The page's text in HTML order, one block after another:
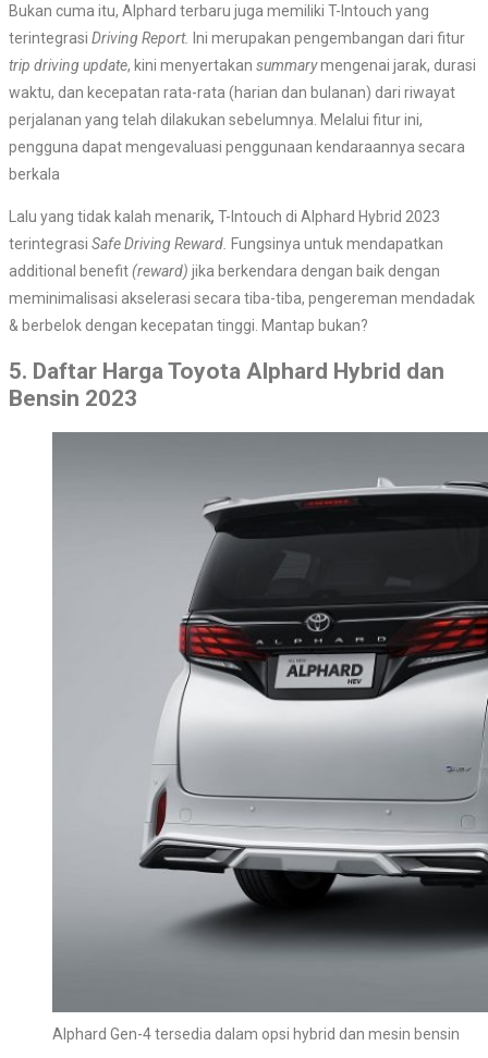
Bukan cuma itu, Alphard terbaru juga memiliki T-Intouch yang
terintegrasi Driving Report. Ini merupakan pengembangan dari fitur
trip driving update, kini menyertakan summarymengenai jarak, durasi
waktu, dan kecepatan rata-rata (harian dan bulanan) dari riwayat
perjalanan yang telah dilakukan sebelumnya. Melalui fitur ini,
pengguna dapat mengevaluasi penggunaan kendaraannya secara
berkala
Lalu yang tidak kalah menarik, T-Intouch di Alphard Hybrid 2023
terintegrasi Safe Driving Reward. Fungsinya untuk mendapatkan
additional benefit(reward) jika berkendara dengan baik dengan
meminimalisasi akselerasi secara tiba-tiba, pengereman mendadak
& berbelok dengan kecepatan tinggi. Mantap bukan?
5. Daftar Harga Toyota Alphard Hybrid dan
Bensin 2023
Alphard Gen-4 tersedia dalam opsi hybrid dan mesin bensin